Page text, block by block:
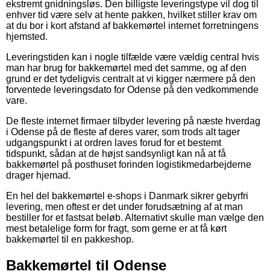
ekstremt gnidningsløs. Den billigste leveringstype vil dog til
enhver tid være selv at hente pakken, hvilket stiller krav om
at du bor i kort afstand af bakkemørtel internet forretningens
hjemsted.
Leveringstiden kan i nogle tilfælde være vældig central hvis
man har brug for bakkemørtel med det samme, og af den
grund er det tydeligvis centralt at vi kigger nærmere på den
forventede leveringsdato for Odense på den vedkommende
vare.
De fleste internet firmaer tilbyder levering på næste hverdag
i Odense på de fleste af deres varer, som trods alt tager
udgangspunkt i at ordren laves forud for et bestemt
tidspunkt, sådan at de højst sandsynligt kan nå at få
bakkemørtel på posthuset forinden logistikmedarbejderne
drager hjemad.
En hel del bakkemørtel e-shops i Danmark sikrer gebyrfri
levering, men oftest er det under forudsætning af at man
bestiller for et fastsat beløb. Alternativt skulle man vælge den
mest betalelige form for fragt, som gerne er at få kørt
bakkemørtel til en pakkeshop.
Bakkemørtel til Odense